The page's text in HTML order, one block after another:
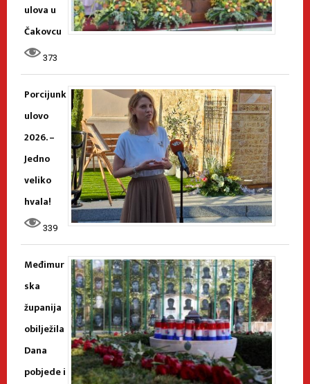
ulova u
Čakovcu
373
Porcijunk
ulovo
2026. –
Jedno
veliko
hvala!
339
Međimur
ska
županija
obilježila
Dana
pobjede i